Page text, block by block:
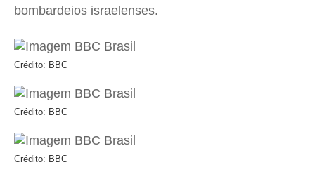
bombardeios israelenses.
Crédito: BBC
Crédito: BBC
Crédito: BBC